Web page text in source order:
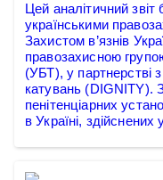
Цей аналітичний
українськими
Захистом в’язнів
правозахисною
(УБТ), у партнерстві
катувань (DIGNITY).
пенітенціарних
в Україні, здійснених